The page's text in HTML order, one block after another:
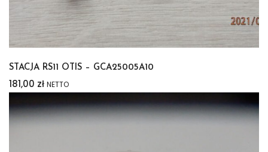
STACJA RS11 OTIS – GCA25005A10
181,00 zł NETTO